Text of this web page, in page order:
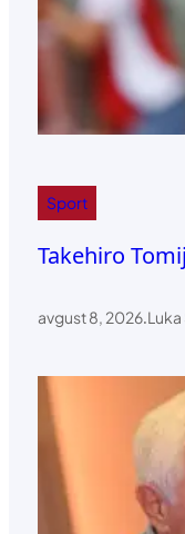
Sport
Takehiro
avgust 8, 2026.